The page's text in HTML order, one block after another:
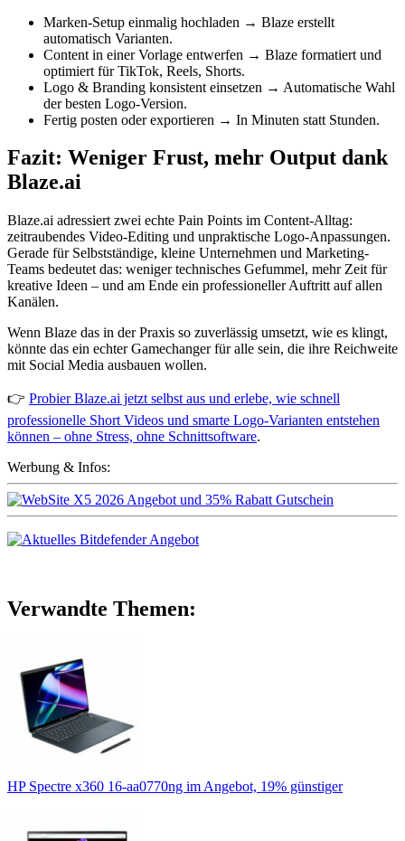
Marken-Setup einmalig hochladen → Blaze erstellt
automatisch Varianten.
Content in einer Vorlage entwerfen → Blaze formatiert und
optimiert für TikTok, Reels, Shorts.
Logo & Branding konsistent einsetzen → Automatische Wahl
der besten Logo-Version.
Fertig posten oder exportieren → In Minuten statt Stunden.
Fazit: Weniger Frust, mehr Output dank
Blaze.ai
Blaze.ai adressiert zwei echte Pain Points im Content-Alltag:
zeitraubendes Video-Editing und unpraktische Logo-Anpassungen.
Gerade für Selbstständige, kleine Unternehmen und Marketing-
Teams bedeutet das: weniger technisches Gefummel, mehr Zeit für
kreative Ideen – und am Ende ein professioneller Auftritt auf allen
Kanälen.
Wenn Blaze das in der Praxis so zuverlässig umsetzt, wie es klingt,
könnte das ein echter Gamechanger für alle sein, die ihre Reichweite
mit Social Media ausbauen wollen.
👉 Probier Blaze.ai jetzt selbst aus und erlebe, wie schnell
professionelle Short Videos und smarte Logo-Varianten entstehen
können – ohne Stress, ohne Schnittsoftware.
Werbung & Infos:
Verwandte Themen:
HP Spectre x360 16-aa0770ng im Angebot, 19% günstiger